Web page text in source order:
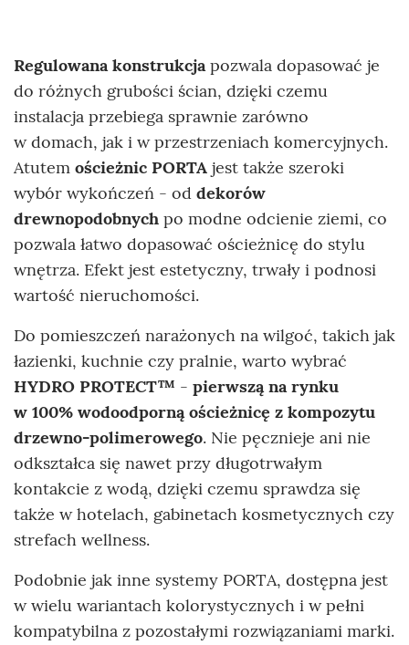
Regulowana konstrukcjapozwala dopasować je
do różnych grubości ścian, dzięki czemu
instalacja przebiega sprawnie zarówno
w domach, jak i w przestrzeniach komercyjnych.
Atutem ościeżnic PORTA jest także szeroki
wybór wykończeń - od dekorów
drewnopodobnych po modne odcienie ziemi, co
pozwala łatwo dopasować ościeżnicę do stylu
wnętrza. Efekt jest estetyczny, trwały i podnosi
wartość nieruchomości.
Do pomieszczeń narażonych na wilgoć, takich jak
łazienki, kuchnie czy pralnie, warto wybrać
HYDRO PROTECT™ - pierwsząna rynku
w 100% wodoodporną ościeżnicę z kompozytu
drzewno-polimerowego. Nie pęcznieje ani nie
odkształca się nawet przy długotrwałym
kontakcie z wodą, dzięki czemu sprawdza się
także w hotelach, gabinetach kosmetycznych czy
strefach wellness.
Podobnie jak inne systemy PORTA, dostępna jest
w wielu wariantach kolorystycznych i w pełni
kompatybilna z pozostałymi rozwiązaniami marki.